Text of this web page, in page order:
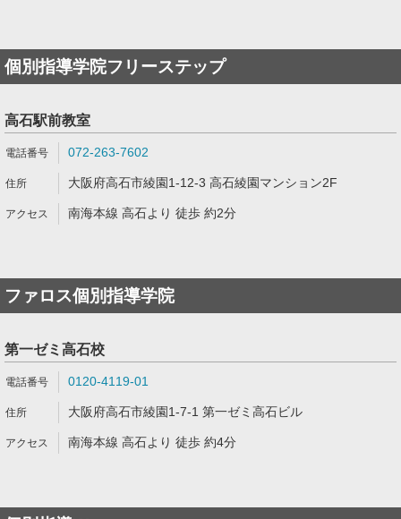
個別指導学院フリーステップ
高石駅前教室
072-263-7602
大阪府高石市綾園1-12-3 高石綾園マンション2F
南海本線 高石より 徒歩 約2分
ファロス個別指導学院
第一ゼミ高石校
0120-4119-01
大阪府高石市綾園1-7-1 第一ゼミ高石ビル
南海本線 高石より 徒歩 約4分